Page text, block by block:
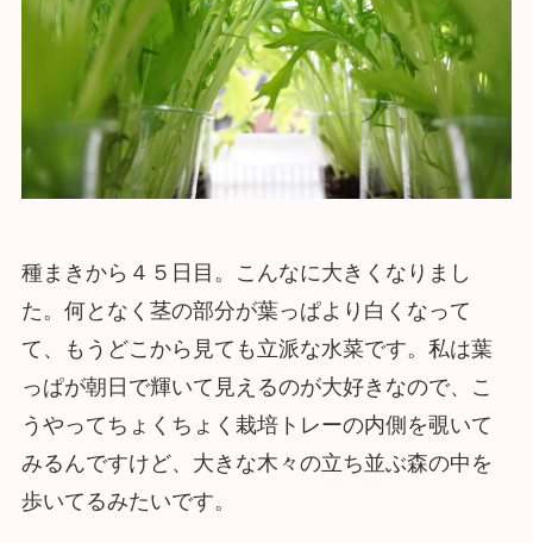
種まきから４５日目。こんなに大きくなりまし
た。何となく茎の部分が葉っぱより白くなって
て、もうどこから見ても立派な水菜です。私は葉
っぱが朝日で輝いて見えるのが大好きなので、こ
うやってちょくちょく栽培トレーの内側を覗いて
みるんですけど、大きな木々の立ち並ぶ森の中を
歩いてるみたいです。